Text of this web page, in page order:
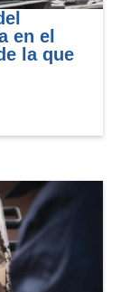
en el
la que